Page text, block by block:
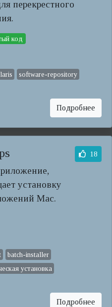
перекрестного
код
software-repository
Подробнее
установку
Mac.
18
batch-installer
установка
Подробнее